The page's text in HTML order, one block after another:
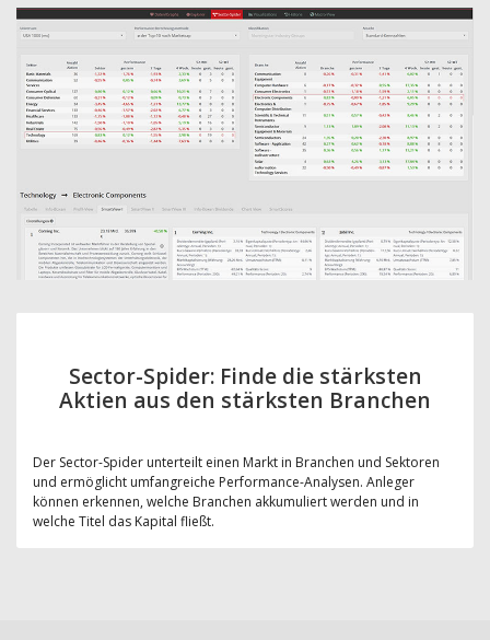
Sector-Spider: Finde die stärksten
Aktien aus den stärksten Branchen
Der Sector-Spider unterteilt einen Markt in Branchen und Sektoren
und ermöglicht umfangreiche Performance-Analysen. Anleger
können erkennen, welche Branchen akkumuliert werden und in
welche Titel das Kapital fließt.